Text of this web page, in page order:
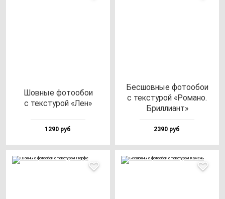
Шов­ные фо­то­обои
с тек­сту­рой «Лен»
1290 руб
Бес­шов­ные фо­то­обои
с тек­сту­рой «Рома­но.
Брил­ли­ант»
2390 руб